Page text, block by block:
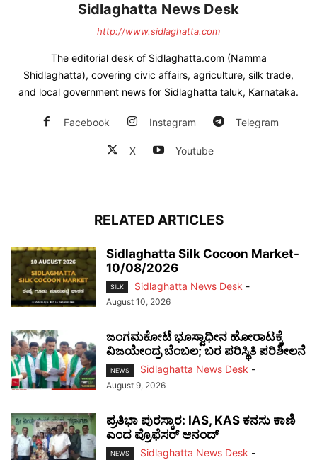
Sidlaghatta News Desk
http://www.sidlaghatta.com
The editorial desk of Sidlaghatta.com (Namma
Shidlaghatta), covering civic affairs, agriculture, silk trade,
and local government news for Sidlaghatta taluk, Karnataka.
Facebook Instagram Telegram
X Youtube
RELATED ARTICLES
Sidlaghatta Silk Cocoon Market-
10/08/2026
SILK Sidlaghatta News Desk -
August 10, 2026
ಜಂಗಮಕೋಟೆ ಭೂಸ್ವಾಧೀನ ಹೋರಾಟಕ್ಕೆ
ವಿಜಯೇಂದ್ರ ಬೆಂಬಲ; ಬರ ಪರಿಸ್ಥಿತಿ ಪರಿಶೀಲನೆ
NEWS Sidlaghatta News Desk -
August 9, 2026
ಪ್ರತಿಭಾ ಪುರಸ್ಕಾರ: IAS, KAS ಕನಸು ಕಾಣಿ
ಎಂದ ಪ್ರೊಫೆಸರ್ ಆನಂದ್
NEWS Sidlaghatta News Desk -